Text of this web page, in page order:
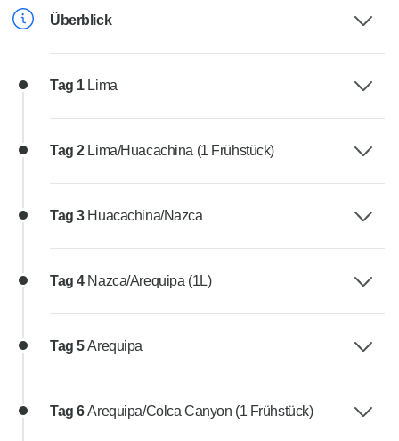
Überblick
Tag 1 Lima
Tag 2 Lima/Huacachina (1 Frühstück)
Tag 3 Huacachina/Nazca
Tag 4 Nazca/Arequipa (1L)
Tag 5Arequipa
Tag 6Arequipa/Colca Canyon (1 Frühstück)